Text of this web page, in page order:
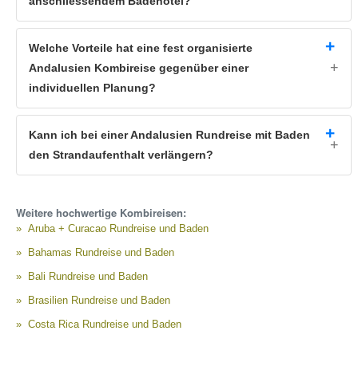
möglich das optimale Hotel für Ihre Andalusien Reise zu finden.
Welche Vorteile hat eine fest organisierte
Andalusien Kombireise gegenüber einer
individuellen Planung?
Kann ich bei einer Andalusien Rundreise mit Baden
den Strandaufenthalt verlängern?
Weitere hochwertige Kombireisen:
Aruba + Curacao Rundreise und Baden
Bahamas Rundreise und Baden
Bali Rundreise und Baden
Brasilien Rundreise und Baden
Costa Rica Rundreise und Baden